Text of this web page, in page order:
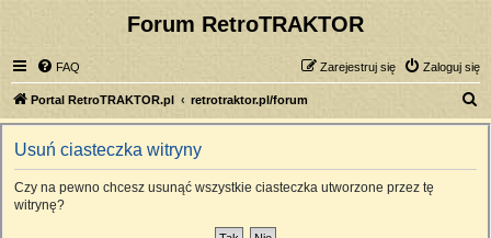
Forum RetroTRAKTOR
FAQ Zaloguj się
Zarejestruj się
Portal RetroTRAKTOR.pl retrotraktor.pl/forum
z
Usuń ciasteczka witryny
Czy na pewno chcesz usunąć wszystkie ciasteczka utworzone przez tę
witrynę?